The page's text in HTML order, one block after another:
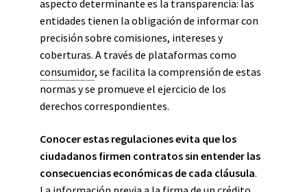
aspecto determinante es la transparencia: las
entidades tienen la obligación de informar con
precisión sobre comisiones, intereses y
coberturas. A través de plataformas como
consumidor, se facilita la comprensión de estas
normas y se promueve el ejercicio de los
derechos correspondientes.
Conocer estas regulaciones evita que los
ciudadanos firmen contratos sin entender las
consecuencias económicas de cada cláusula.